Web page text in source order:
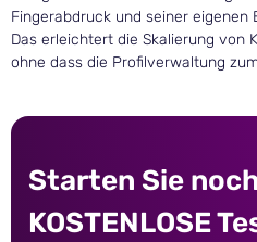
Fingerabdruck und seiner eigenen
Das erleichtert die Skalierung von
ohne dass die Profilverwaltung
Starten Sie
KOSTENLOSE